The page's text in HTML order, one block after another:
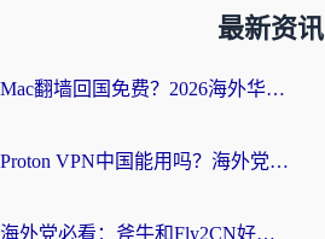
最新资讯
Mac翻墙回国免费？2026海外华人亲测：从CCTV5直播到国内APP，这样选加速器才靠谱
Proton VPN中国能用吗？海外党选回国加速器的避坑指南（附番茄加速器实测）
海外党必看：斧牛和Fly2CN好用吗？3招教你选对回国加速器（附免费试用攻略）